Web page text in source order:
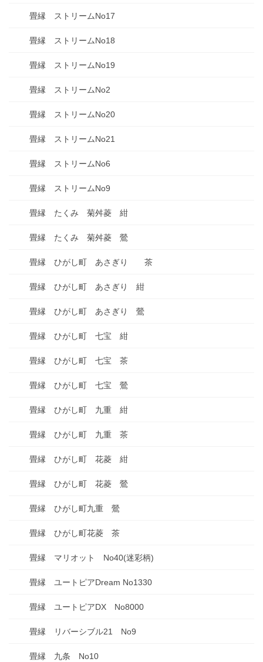
畳縁 ストリームNo17
畳縁 ストリームNo18
畳縁 ストリームNo19
畳縁 ストリームNo2
畳縁 ストリームNo20
畳縁 ストリームNo21
畳縁 ストリームNo6
畳縁 ストリームNo9
畳縁 たくみ 菊舛菱 紺
畳縁 たくみ 菊舛菱 鶯
畳縁 ひがし町 あさぎり 茶
畳縁 ひがし町 あさぎり 紺
畳縁 ひがし町 あさぎり 鶯
畳縁 ひがし町 七宝 紺
畳縁 ひがし町 七宝 茶
畳縁 ひがし町 七宝 鶯
畳縁 ひがし町 九重 紺
畳縁 ひがし町 九重 茶
畳縁 ひがし町 花菱 紺
畳縁 ひがし町 花菱 鶯
畳縁 ひがし町九重 鶯
畳縁 ひがし町花菱 茶
畳縁 マリオット No40(迷彩柄)
畳縁 ユートピアDream No1330
畳縁 ユートピアDX No8000
畳縁 リバーシブル21 No9
畳縁 九条 No10